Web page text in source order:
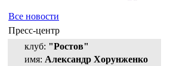
Все новости
Пресс-центр
клуб: "Ростов"
имя: Александр Хорунженко